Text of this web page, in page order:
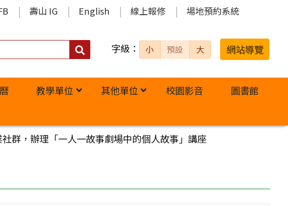
壽山 IG English 線上報修 場地預約系統
搜
字級： 小 預設 大 網站導覽
教學單位 其他單位 校園影音
圖書館
群，辦理「一人一故事劇場中的個人故事」講座